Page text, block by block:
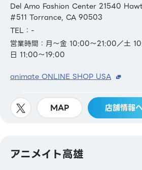
Del Amo Fashion Center 21540
#511 Torrance, CA 90503
TEL：-
営業時間：月～金 10:00～21:00／土
日 11:00～19:00
animate ONLINE SHOP USA
MAP 店舗情報
アニメイト高雄